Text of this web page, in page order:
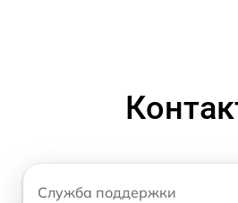
Служба поддержки